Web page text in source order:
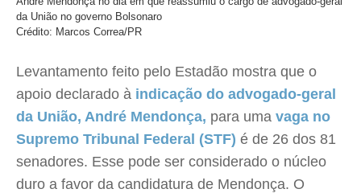
da União no governo Bolsonaro
Crédito: Marcos Correa/PR
Levantamento feito pelo Estadão mostra que o
apoio declarado à indicação do advogado-geral
da União, André Mendonça, para uma vaga no
Supremo Tribunal Federal (STF) é de 26 dos 81
senadores. Esse pode ser considerado o núcleo
duro a favor da candidatura de Mendonça. O